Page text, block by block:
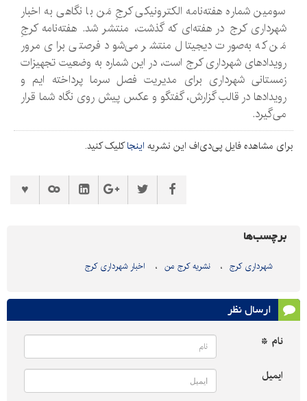
سومین شماره هفته‌نامه الکترونیکی کرجِ مَن با نگاهی به اخبار
شهرداری کرج در هفته‌ای که گذشت، منتشر شد. هفته‌نامه کرجِ
مَن که به‌صورت دیجیتال منتشر می‌شود فرصتی برای مرور
رویدادهای شهرداری کرج است، در این شماره به وضعیت تجهیزات
زمستانی شهرداری برای مدیریت فصل سرما پرداخته ایم و
رویدادها در قالب گزارش، گفتگو و عکس پیش روی نگاه شما قرار
می‌گیرد.
برای مشاهده فایل پی‌دی‌اف این نشریه اینجاکلیک کنید.
برچسب‌ها
شهرداری کرج نشریه کرج من اخبار شهرداری کرج
ارسال نظر
نام *
ایمیل